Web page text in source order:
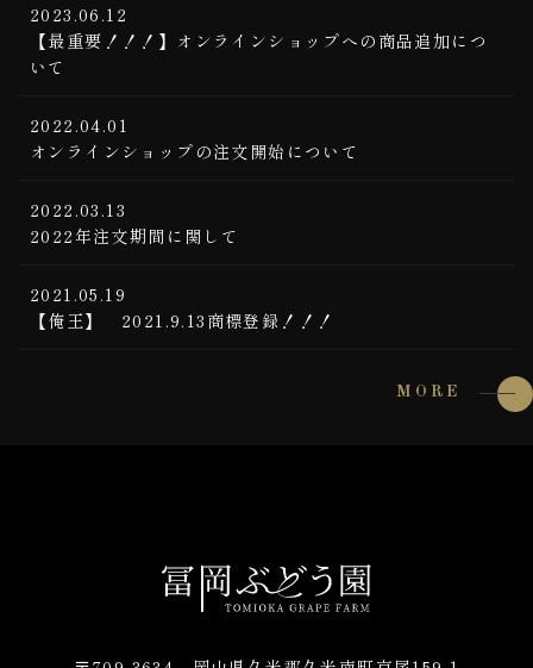
2023.06.12
【最重要！！！】オンラインショップへの商品追加につ
いて
2022.04.01
オンラインショップの注文開始について
2022.03.13
2022年注文期間に関して
2021.05.19
【俺王】 2021.9.13商標登録！！！
MORE